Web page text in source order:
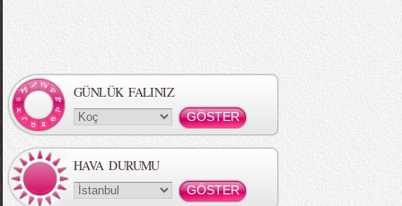
GÜNLÜK FALINIZ
HAVA DURUMU